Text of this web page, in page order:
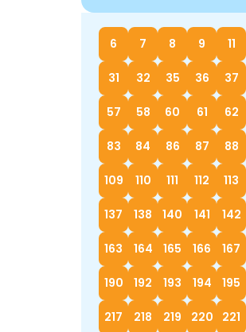
6 7 8 9 11
31 32 35 36 37
57 58 60 61 62
83 84 86 87 88
109 110 111 112 113
137 138 140 141 142
163 164 165 166 167
190 192 193 194 195
217 218 219 220 221